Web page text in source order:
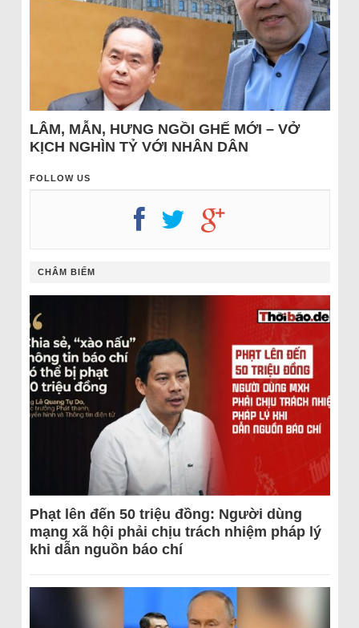
LÂM, MẪN, HƯNG NGỒI GHẾ MỚI – VỞ
KỊCH NGHÌN TỶ VỚI NHÂN DÂN
FOLLOW US
CHÂM BIẾM
Phạt lên đến 50 triệu đồng: Người dùng
mạng xã hội phải chịu trách nhiệm pháp lý
khi dẫn nguồn báo chí